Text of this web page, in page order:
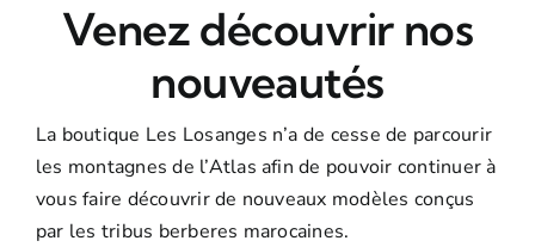
Tapis Azilal
Tapis Boucherouite
Couleur
Promos
Venez découvrir nos
nouveautés
La boutique Les Losanges n’a de cesse de parcourir
les montagnes de l’Atlas afin de pouvoir continuer à
vous faire découvrir de nouveaux modèles conçus
par les tribus berberes marocaines.